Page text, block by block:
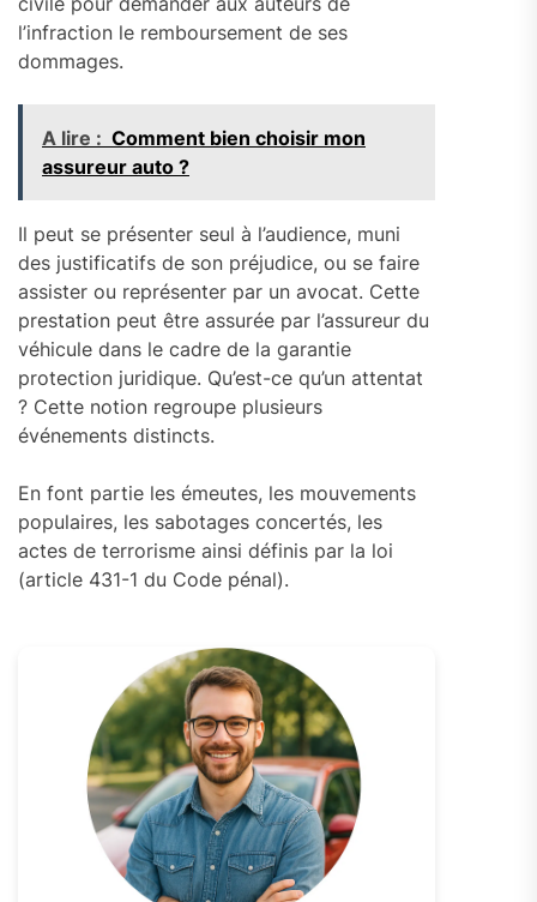
l’infraction le remboursement de ses
dommages.
A lire : Comment bien choisir mon
assureur auto ?
Il peut se présenter seul à l’audience, muni
des justificatifs de son préjudice, ou se faire
assister ou représenter par un avocat. Cette
prestation peut être assurée par l’assureur du
véhicule dans le cadre de la garantie
protection juridique. Qu’est-ce qu’un attentat
? Cette notion regroupe plusieurs
événements distincts.
En font partie les émeutes, les mouvements
populaires, les sabotages concertés, les
actes de terrorisme ainsi définis par la loi
(article 431-1 du Code pénal).